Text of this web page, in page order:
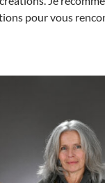
pour vous